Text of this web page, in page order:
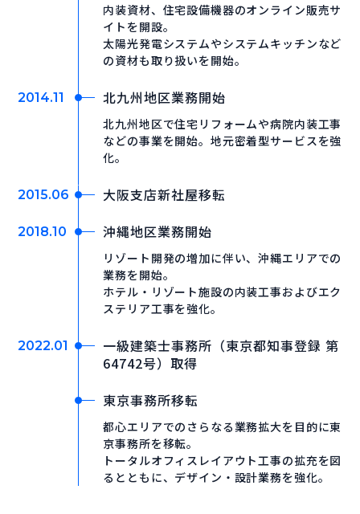
内装資材、住宅設備機器のオンライン販売サ
イトを開設。
太陽光発電システムやシステムキッチンなど
の資材も取り扱いを開始。
2014.11 北九州地区業務開始
北九州地区で住宅リフォームや病院内装工事
などの事業を開始。地元密着型サービスを強
化。
2015.06 大阪支店新社屋移転
2018.10 沖縄地区業務開始
リゾート開発の増加に伴い、沖縄エリアでの
業務を開始。
ホテル・リゾート施設の内装工事およびエク
ステリア工事を強化。
2022.01
一級建築士事務所（東京都知事登録 第
64742号）取得
東京事務所移転
都心エリアでのさらなる業務拡大を目的に東
京事務所を移転。
トータルオフィスレイアウト工事の拡充を図
るとともに、デザイン・設計業務を強化。